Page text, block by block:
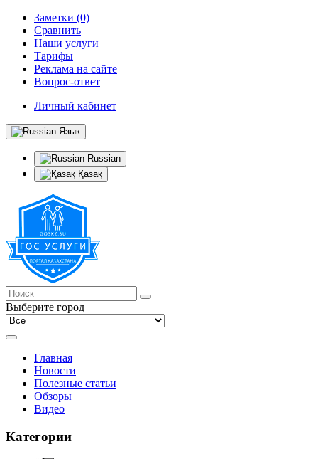
Заметки (0)
Сравнить
Наши услуги
Тарифы
Реклама на сайте
Вопрос-ответ
Личный кабинет
Язык
Russian
Қазақ
Выберите город
Главная
Новости
Полезные статьи
Обзоры
Видео
Категории